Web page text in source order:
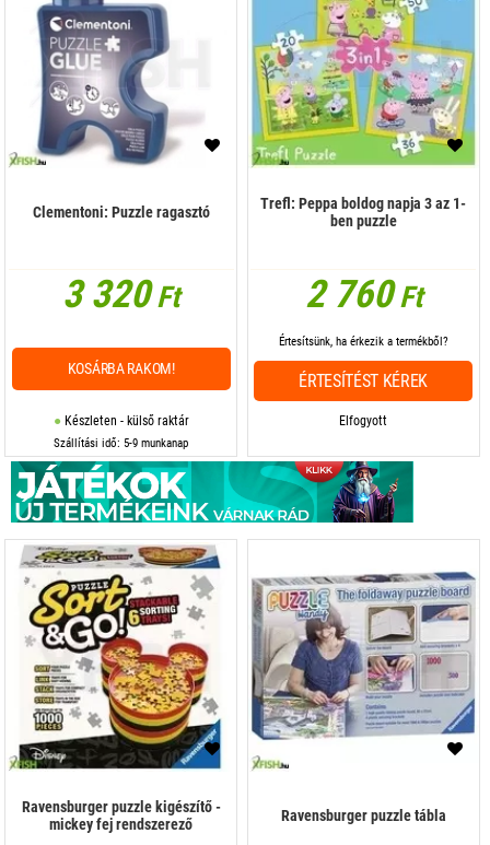
Clementoni: Puzzle ragasztó
3 320Ft
Készleten - külső raktár
Szállítási idő: 5-9 munkanap
KOSÁRBA RAKOM!
Trefl: Peppa boldog napja 3 az 1-
ben puzzle
2 760Ft
Elfogyott
Értesítsünk, ha érkezik a termékből?
ÉRTESÍTÉST KÉREK
Ravensburger puzzle kigészítő -
mickey fej rendszerező
Ravensburger puzzle tábla